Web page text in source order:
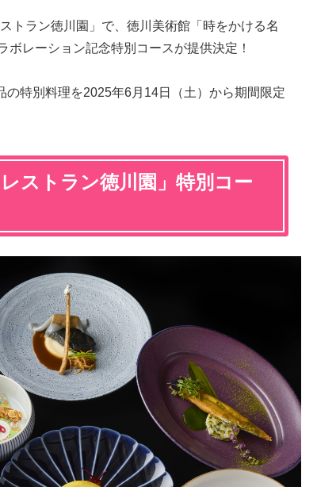
トラン徳川園」で、徳川美術館「時をかける名
ボレーション記念特別コースが提供決定！
特別料理を2025年6月14日（土）から期間限定
ストラン徳川園」特別コー